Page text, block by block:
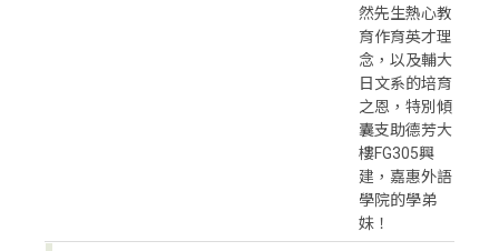
然先生熱心教
育作育英才理
念，以及輔大
日文系的培育
之恩，特別傾
囊支助德芳大
樓FG305興
建，嘉惠外語
學院的學弟
妹！